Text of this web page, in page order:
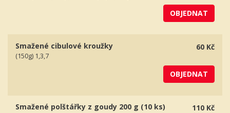
OBJEDNAT
60 Kč
Smažené cibulové kroužky
(150g) 1,3,7
OBJEDNAT
110 Kč
Smažené polštářky z goudy 200 g (10 ks)